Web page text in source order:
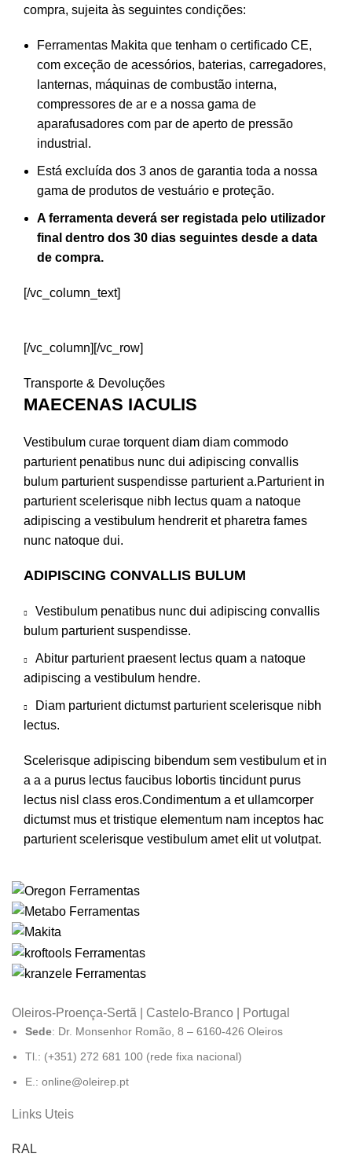
compra, sujeita às seguintes condições:
Ferramentas Makita que tenham o certificado CE,
com exceção de acessórios, baterias, carregadores,
lanternas, máquinas de combustão interna,
compressores de ar e a nossa gama de
aparafusadores com par de aperto de pressão
industrial.
Está excluída dos 3 anos de garantia toda a nossa
gama de produtos de vestuário e proteção.
A ferramenta deverá ser registada pelo utilizador
final dentro dos 30 dias seguintes desde a data
de compra.
[/vc_column_text]
[/vc_column][/vc_row]
Transporte & Devoluções
MAECENAS IACULIS
Vestibulum curae torquent diam diam commodo
parturient penatibus nunc dui adipiscing convallis
bulum parturient suspendisse parturient a.Parturient in
parturient scelerisque nibh lectus quam a natoque
adipiscing a vestibulum hendrerit et pharetra fames
nunc natoque dui.
ADIPISCING CONVALLIS BULUM
Vestibulum penatibus nunc dui adipiscing convallis
bulum parturient suspendisse.
Abitur parturient praesent lectus quam a natoque
adipiscing a vestibulum hendre.
Diam parturient dictumst parturient scelerisque nibh
lectus.
Scelerisque adipiscing bibendum sem vestibulum et in
a a a purus lectus faucibus lobortis tincidunt purus
lectus nisl class eros.Condimentum a et ullamcorper
dictumst mus et tristique elementum nam inceptos hac
parturient scelerisque vestibulum amet elit ut volutpat.
Oleiros-Proença-Sertã | Castelo-Branco | Portugal
Sede: Dr. Monsenhor Romão, 8 – 6160-426 Oleiros
Tl.: (+351) 272 681 100 (rede fixa nacional)
E.: online@oleirep.pt
Links Uteis
RAL